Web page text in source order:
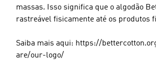
massas. Isso significa que o algodão
rastreável fisicamente até os produtos
Saiba mais aqui: https://
are/our-logo/